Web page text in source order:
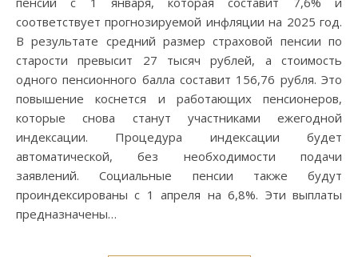
соответствует прогнозируемой инфляции на 2025 год.
В результате средний размер страховой пенсии по
старости превысит 27 тысяч рублей, а стоимость
одного пенсионного балла составит 156,76 рубля. Это
повышение коснется и работающих пенсионеров,
которые снова станут участниками ежегодной
индексации. Процедура индексации будет
автоматической, без необходимости подачи
заявлений. Социальные пенсии также будут
проиндексированы с 1 апреля на 6,8%. Эти выплаты
предназначены…